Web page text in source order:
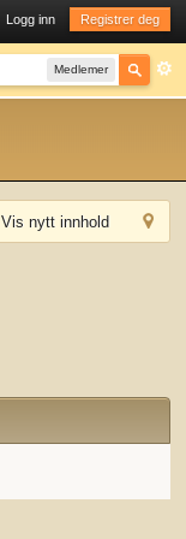
Logg inn Registrer deg
Medlemer
Vis nytt innhold